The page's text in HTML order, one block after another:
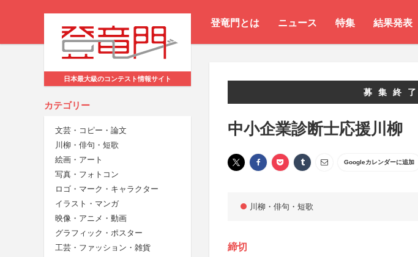
登竜門とは ニュース 特集 結果発表
日本最大級のコンテスト情報サイト
カテゴリー
文芸・コピー・論文
川柳・俳句・短歌
絵画・アート
写真・フォトコン
ロゴ・マーク・キャラクター
イラスト・マンガ
映像・アニメ・動画
グラフィック・ポスター
工芸・ファッション・雑貨
募集終了
中小企業診断士応援川柳
Googleカレンダーに追加
川柳・俳句・短歌
締切